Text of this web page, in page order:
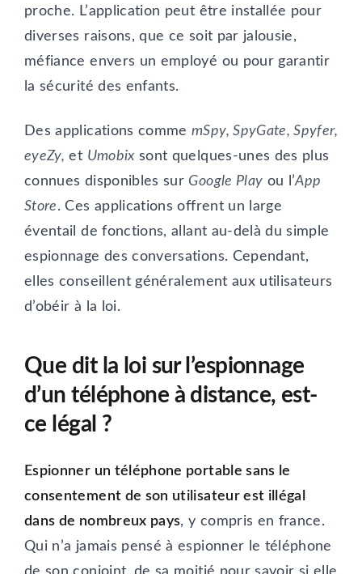
proche. L’application peut être installée pour
diverses raisons, que ce soit par jalousie,
méfiance envers un employé ou pour garantir
la sécurité des enfants.
Des applications commemSpy, SpyGate, Spyfer,
eyeZy, et Umobix sont quelques-unes des plus
connues disponibles sur Google Play ou l’App
Store. Ces applications offrent un large
éventail de fonctions, allant au-delà du simple
espionnage des conversations. Cependant,
elles conseillent généralement aux utilisateurs
d’obéir à la loi.
Que dit la loi sur l’espionnage
d’un téléphone à distance, est-
ce légal ?
Espionner un téléphone portable sans le
consentement de son utilisateur est illégal
dans de nombreux pays, y compris en france.
Qui n’a jamais pensé à espionner le téléphone
de son conjoint, de sa moitié pour savoir si elle